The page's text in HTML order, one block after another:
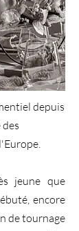
depuis
jeune que
encore
de tournage